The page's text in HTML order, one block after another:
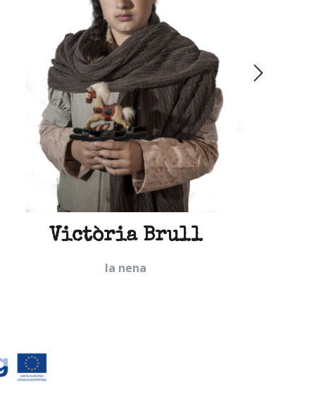
Victòria Brull
la nena